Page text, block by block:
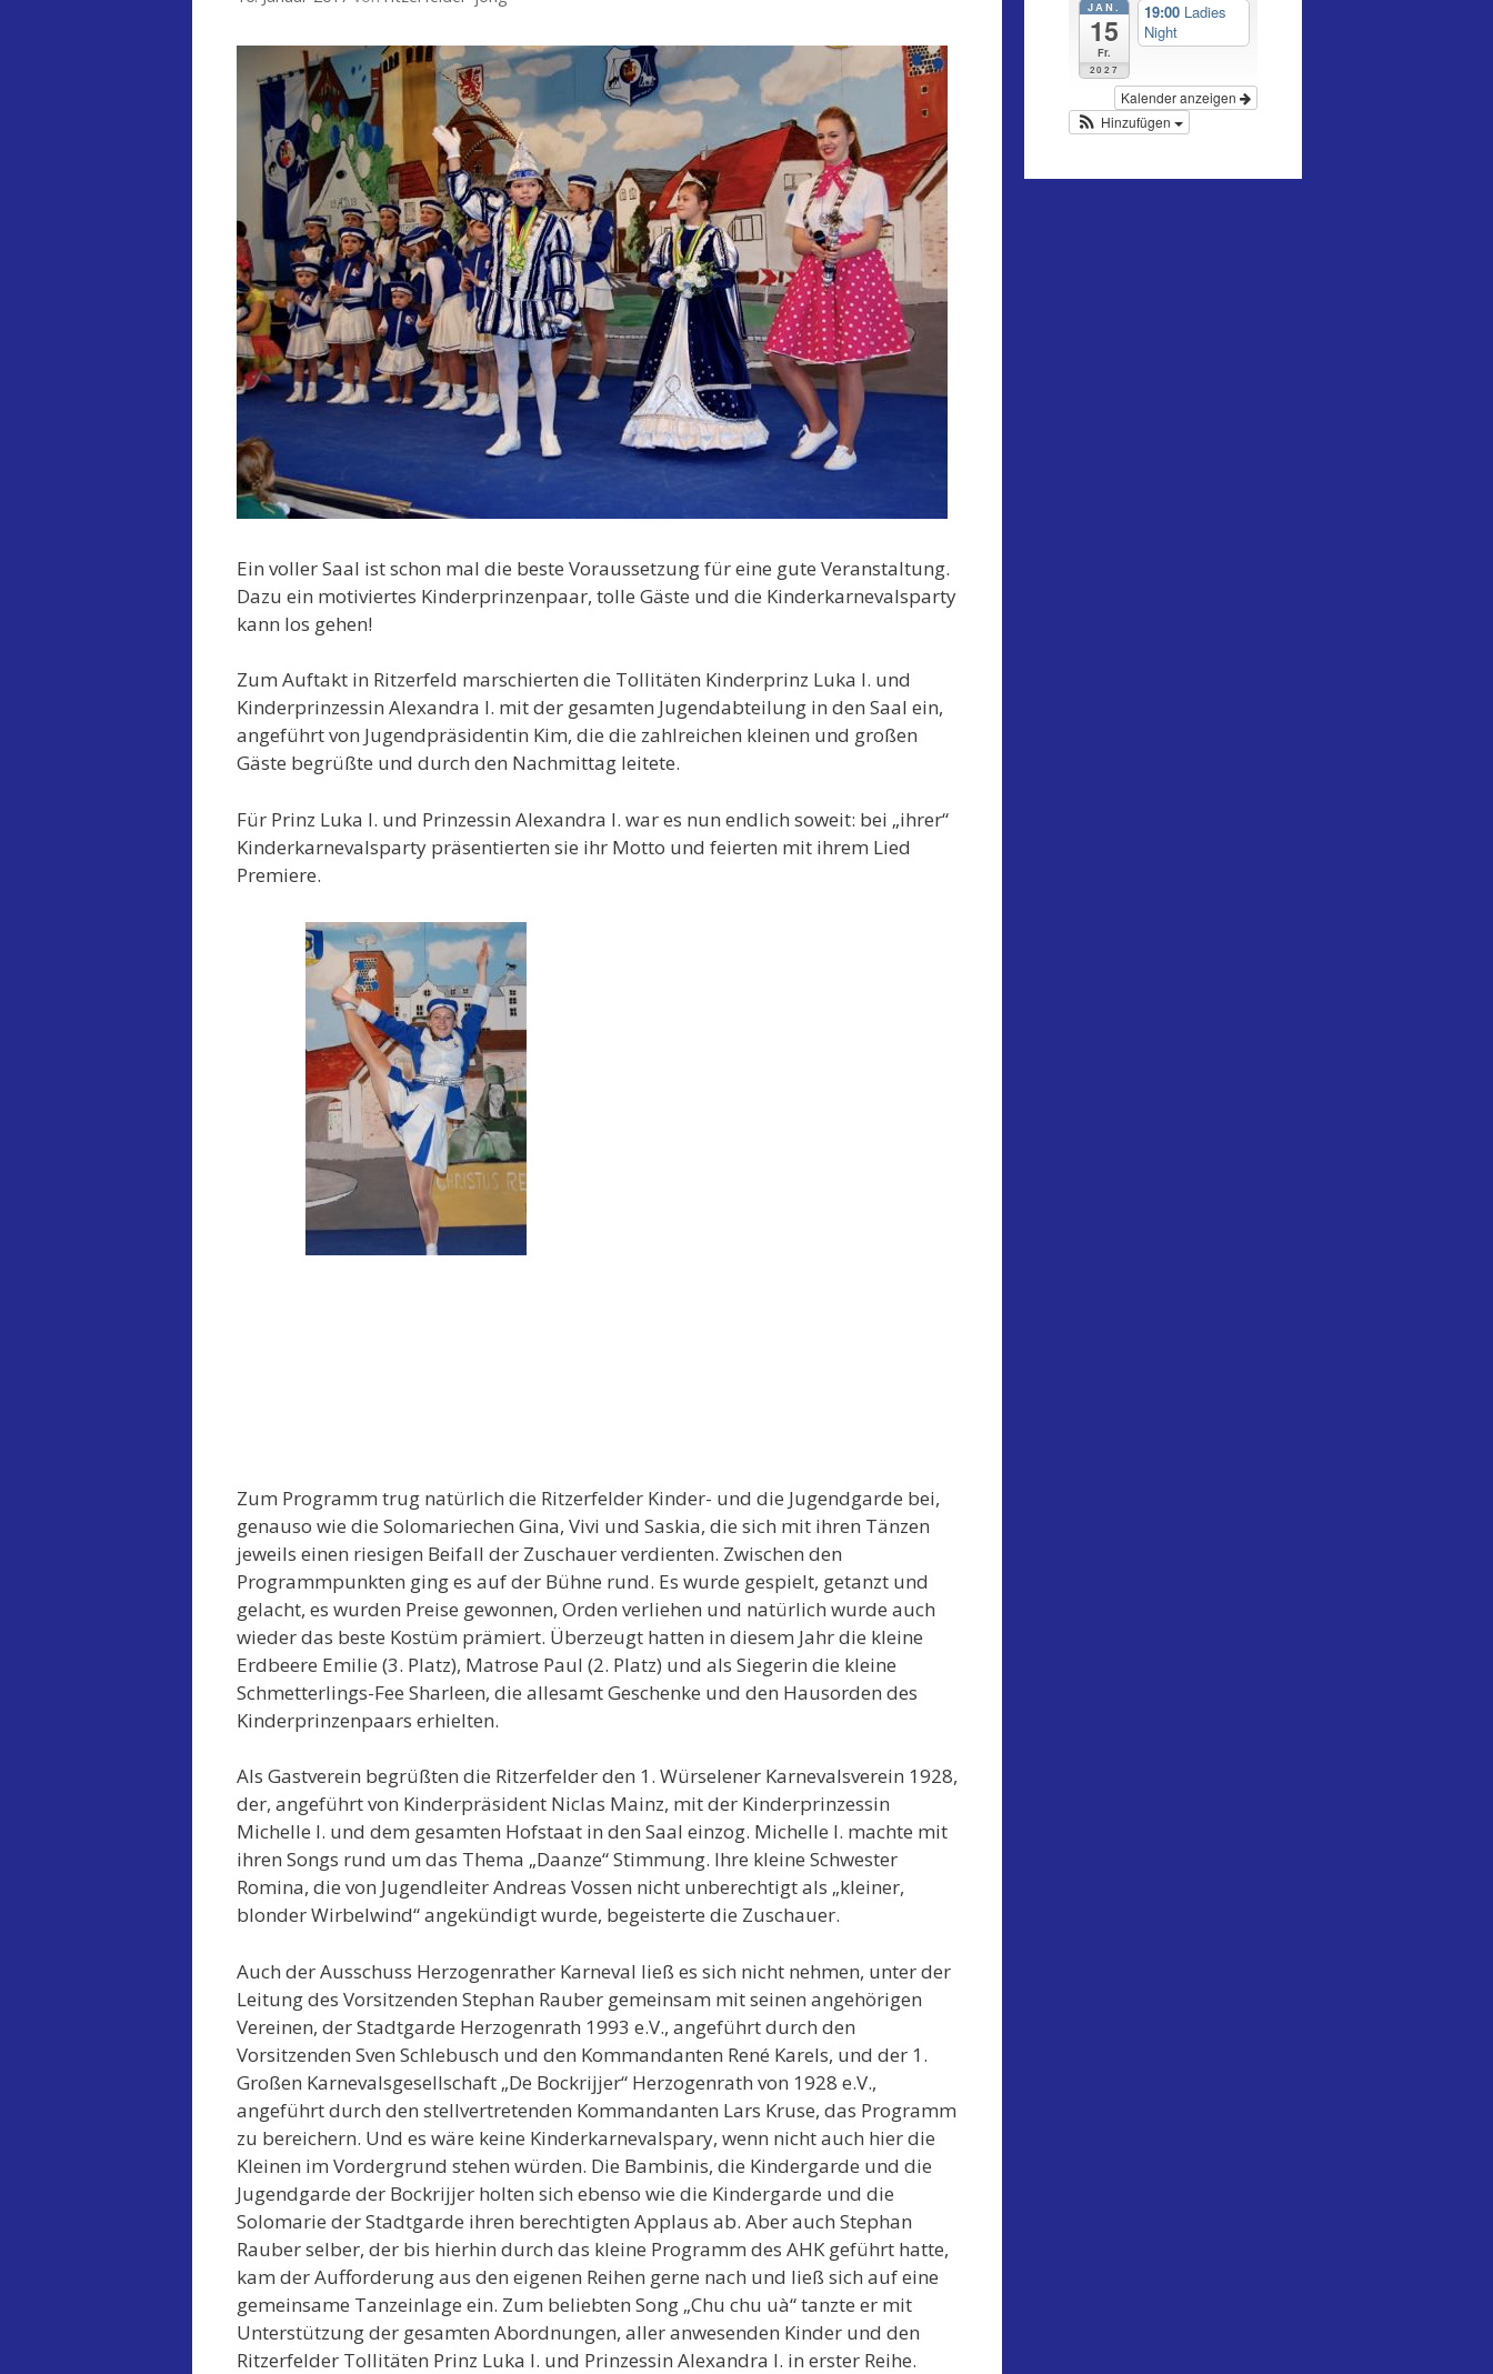
Ein voller Saal ist schon mal die beste Voraussetzung für eine gute Veranstaltung.
Dazu ein motiviertes Kinderprinzenpaar, tolle Gäste und die Kinderkarnevalsparty
kann los gehen!
Zum Auftakt in Ritzerfeld marschierten die Tollitäten Kinderprinz Luka I. und
Kinderprinzessin Alexandra I. mit der gesamten Jugendabteilung in den Saal ein,
angeführt von Jugendpräsidentin Kim, die die zahlreichen kleinen und großen
Gäste begrüßte und durch den Nachmittag leitete.
Für Prinz Luka I. und Prinzessin Alexandra I. war es nun endlich soweit: bei „ihrer“
Kinderkarnevalsparty präsentierten sie ihr Motto und feierten mit ihrem Lied
Premiere.
Zum Programm trug natürlich die Ritzerfelder Kinder- und die Jugendgarde bei,
genauso wie die Solomariechen Gina, Vivi und Saskia, die sich mit ihren Tänzen
jeweils einen riesigen Beifall der Zuschauer verdienten. Zwischen den
Programmpunkten ging es auf der Bühne rund. Es wurde gespielt, getanzt und
gelacht, es wurden Preise gewonnen, Orden verliehen und natürlich wurde auch
wieder das beste Kostüm prämiert. Überzeugt hatten in diesem Jahr die kleine
Erdbeere Emilie (3. Platz), Matrose Paul (2. Platz) und als Siegerin die kleine
Schmetterlings-Fee Sharleen, die allesamt Geschenke und den Hausorden des
Kinderprinzenpaars erhielten.
Als Gastverein begrüßten die Ritzerfelder den 1. Würselener Karnevalsverein 1928,
der, angeführt von Kinderpräsident Niclas Mainz, mit der Kinderprinzessin
Michelle I. und dem gesamten Hofstaat in den Saal einzog. Michelle I. machte mit
ihren Songs rund um das Thema „Daanze“ Stimmung. Ihre kleine Schwester
Romina, die von Jugendleiter Andreas Vossen nicht unberechtigt als „kleiner,
blonder Wirbelwind“ angekündigt wurde, begeisterte die Zuschauer.
Auch der Ausschuss Herzogenrather Karneval ließ es sich nicht nehmen, unter der
Leitung des Vorsitzenden Stephan Rauber gemeinsam mit seinen angehörigen
Vereinen, der Stadtgarde Herzogenrath 1993 e.V., angeführt durch den
Vorsitzenden Sven Schlebusch und den Kommandanten René Karels, und der 1.
Großen Karnevalsgesellschaft „De Bockrijjer“ Herzogenrath von 1928 e.V.,
angeführt durch den stellvertretenden Kommandanten Lars Kruse, das Programm
zu bereichern. Und es wäre keine Kinderkarnevalspary, wenn nicht auch hier die
Kleinen im Vordergrund stehen würden. Die Bambinis, die Kindergarde und die
Jugendgarde der Bockrijjer holten sich ebenso wie die Kindergarde und die
Solomarie der Stadtgarde ihren berechtigten Applaus ab. Aber auch Stephan
Rauber selber, der bis hierhin durch das kleine Programm des AHK geführt hatte,
kam der Aufforderung aus den eigenen Reihen gerne nach und ließ sich auf eine
gemeinsame Tanzeinlage ein. Zum beliebten Song „Chu chu uà“ tanzte er mit
Unterstützung der gesamten Abordnungen, aller anwesenden Kinder und den
Ritzerfelder Tollitäten Prinz Luka I. und Prinzessin Alexandra I. in erster Reihe.
JAN.
15
Fr.
2027
19:00 Ladies
Night
Kalender anzeigen
Hinzufügen